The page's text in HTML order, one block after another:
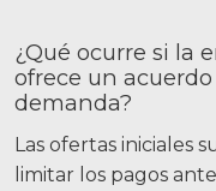
¿Qué ocurre si la
ofrece un
demanda?
Las ofertas iniciales
limitar los pagos